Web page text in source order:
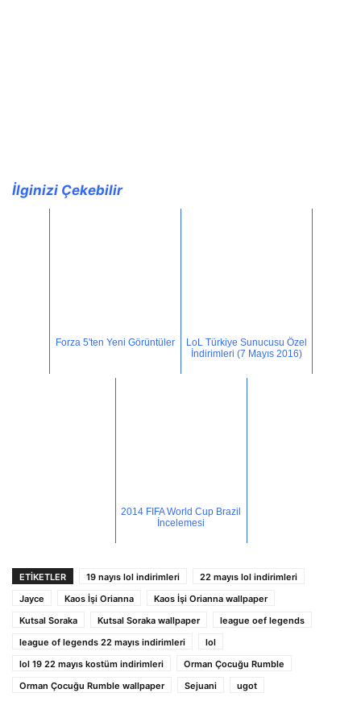
İlginizi Çekebilir
Forza 5'ten Yeni Görüntüler
LoL Türkiye Sunucusu Özel
İndirimleri (7 Mayıs 2016)
2014 FIFA World Cup Brazil
İncelemesi
ETİKETLER 19 nayıs lol indirimleri
22 mayıs lol indirimleri
Jayce
Kaos İşi Orianna
Kaos İşi Orianna wallpaper
Kutsal Soraka
Kutsal Soraka wallpaper
league oef legends
league of legends 22 mayıs indirimleri
lol
lol 19 22 mayıs kostüm indirimleri
Orman Çocuğu Rumble
Orman Çocuğu Rumble wallpaper
Sejuani ugot